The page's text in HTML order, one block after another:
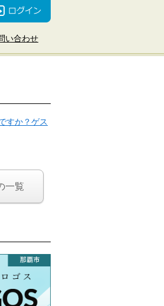
い合わせ
すか？ゲス
一覧